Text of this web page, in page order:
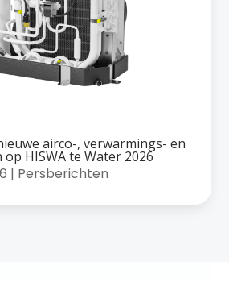
airco-, verwarmings- en
HISWA te Water 2026
| Persberichten